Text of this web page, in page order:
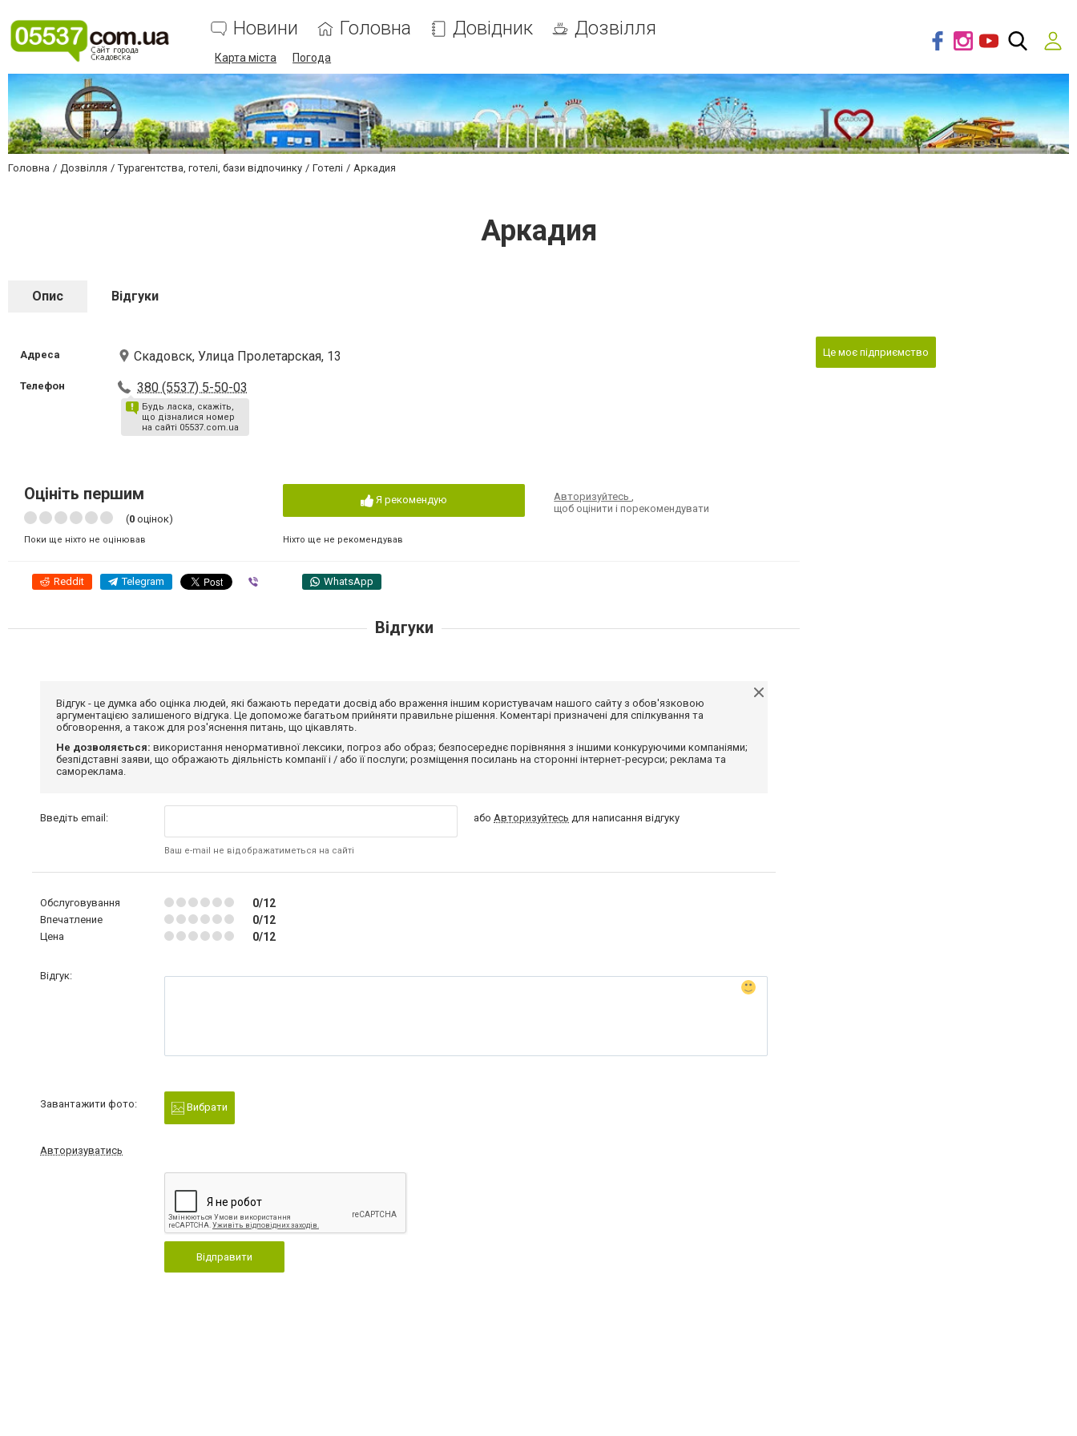
Новини Головна Довідник Дозвілля
Карта міста Погода
Головна Дозвілля Турагентства, готелі, бази відпочинку Готелі Аркадия
Аркадия
Опис Відгуки
Адреса Скадовск, Улица Пролетарская, 13
Телефон 380 (5537) 5-50-03
Будь ласка, скажіть,
що дізналися номер
на сайті 05537.com.ua
Оцініть першим
(0 оцінок)
Поки ще ніхто не оцінював
Я рекомендую
Ніхто ще не рекомендував
Авторизуйтесь,
щоб оцінити і порекомендувати
Reddit Telegram WhatsApp
Це моє підприємство
Відгуки
Відгук - це думка або оцінка людей, які бажають передати досвід або враження іншим користувачам нашого сайту з обов'язковою
аргументацією залишеного відгука. Це допоможе багатьом прийняти правильне рішення. Коментарі призначені для спілкування та
обговорення, а також для роз'яснення питань, що цікавлять.
Не дозволяється: використання ненормативної лексики, погроз або образ; безпосереднє порівняння з іншими конкуруючими компаніями;
безпідставні заяви, що ображають діяльність компанії і / або її послуги; розміщення посилань на сторонні інтернет-ресурси; реклама та
самореклама.
Введіть email:
Ваш e-mail не відображатиметься на сайті
абоАвторизуйтесь для написання відгуку
Обслуговування 0/12
Впечатление 0/12
Цена 0/12
Відгук:
Завантажити фото: Вибрати
Авторизуватись
Відправити